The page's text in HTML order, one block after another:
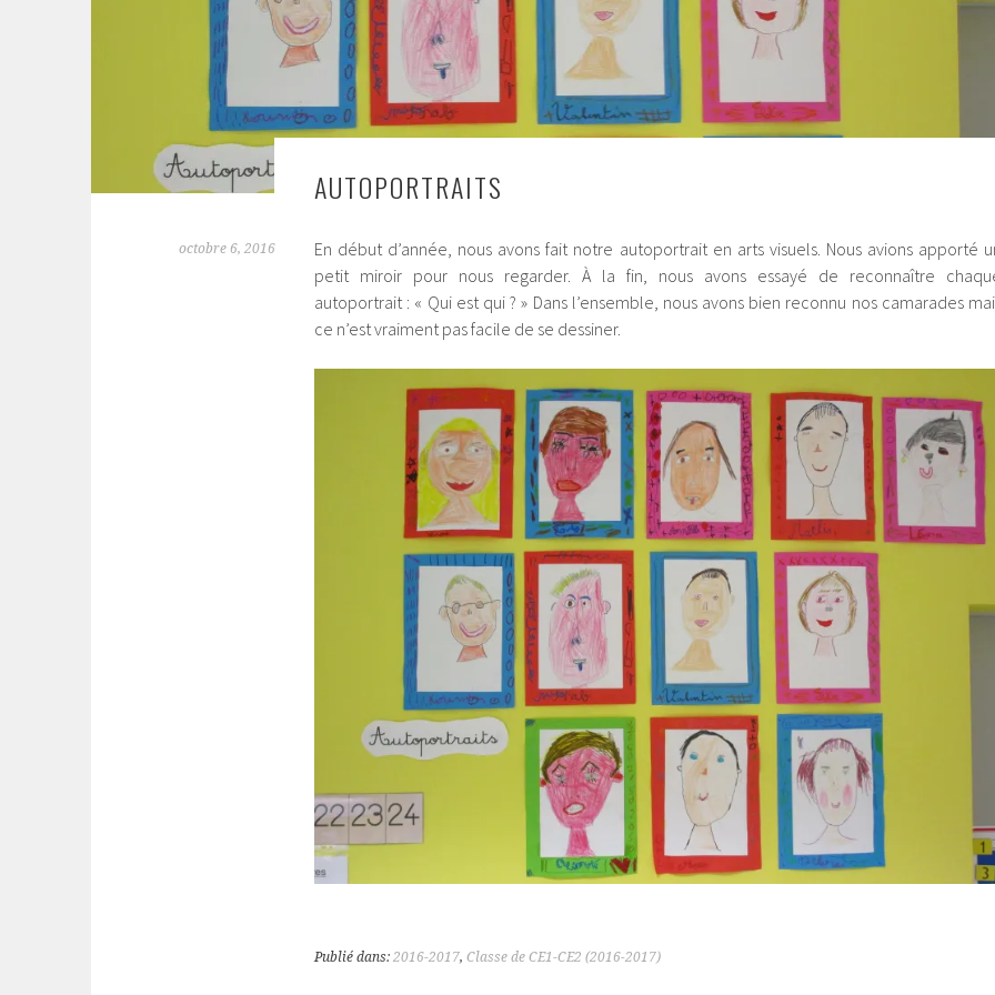
AUTOPORTRAITS
octobre 6, 2016
En début d’année, nous avons fait notre autoportrait en arts visuels. Nous avions apporté
petit miroir pour nous regarder. À la fin, nous avons essayé de reconnaître
autoportrait : « Qui est qui ? » Dans l’ensemble, nous avons bien reconnu nos camarades
ce n’est vraiment pas facile de se dessiner.
Publié dans: 2016-2017, Classe de CE1-CE2 (2016-2017)